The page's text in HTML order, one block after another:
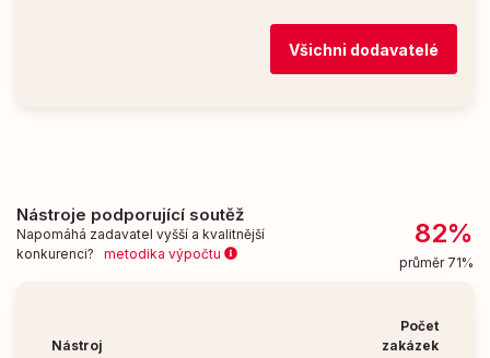
Všichni dodavatelé
Nástroje podporující soutěž
Napomáhá zadavatel vyšší a kvalitnější
konkurenci? metodika výpočtu
82%
průměr 71%
Nástroj
Počet
zakázek